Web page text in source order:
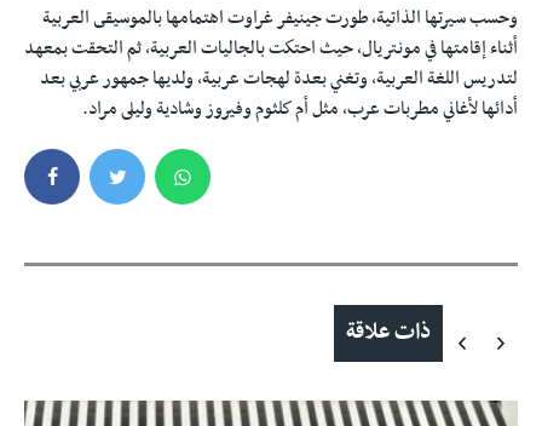
وحسب سيرتها الذاتية، طورت جينيفر غراوت اهتمامها بالموسيقى العربية
أثناء إقامتها في مونتريال، حيث احتكت بالجاليات العربية، ثم التحقت بمعهد
لتدريس اللغة العربية، وتغني بعدة لهجات عربية، ولديها جمهور عربي بعد
أدائها لأغاني مطربات عرب، مثل أم كلثوم وفيروز وشادية وليلى مراد.
ذات علاقة